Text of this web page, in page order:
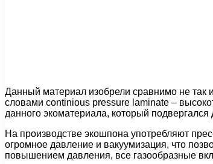
Данный материал изобрели сравнимо не так
словами сontinious рressure laminate –
данного экоматериала, который
На производстве экошпона употребляют
огромное давление и вакуумизация, что
повышением давления, все газообразные